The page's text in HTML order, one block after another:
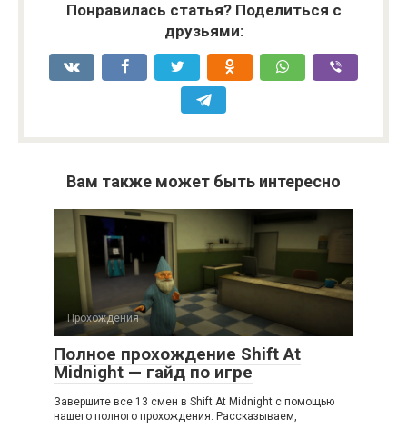
Понравилась статья? Поделиться с
друзьями:
Вам также может быть интересно
Прохождения
Полное прохождение Shift At
Midnight — гайд по игре
Завершите все 13 смен в Shift At Midnight с помощью
нашего полного прохождения. Рассказываем,